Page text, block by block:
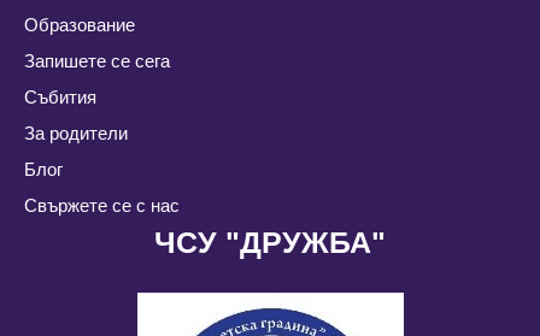
Образование
Запишете се сега
Събития
За родители
Блог
Свържете се с нас
ЧСУ "ДРУЖБА"